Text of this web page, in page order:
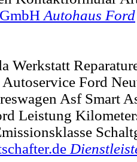
Autohaus Ford
Werkstatt
Ford
Asf Smart
Leistung